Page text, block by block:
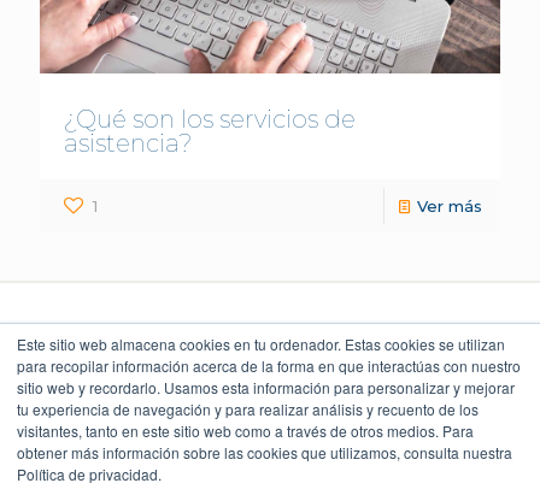
Este sitio web almacena cookies en tu ordenador. Estas cookies se utilizan
para recopilar información acerca de la forma en que interactúas con nuestro
sitio web y recordarlo. Usamos esta información para personalizar y mejorar
tu experiencia de navegación y para realizar análisis y recuento de los
visitantes, tanto en este sitio web como a través de otros medios. Para
obtener más información sobre las cookies que utilizamos, consulta nuestra
Política de privacidad.
¿Qué son los servicios de
asistencia?
1 Ver más
LEGAL Y POLÍTICAS
Aviso Legal
Aviso de Privacidad
Política Ambiental
NUESTROS CLIENTES
4.9
Torre Índigo
Av. Paseo de la Reforma 373
55 5747 9100